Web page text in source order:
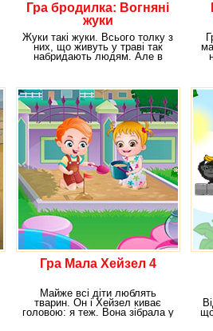
Гра бродилка: Вогняні
жуки
Жуки такі жуки. Всього толку з
них, що живуть у траві так
набридають людям. Але в
Гра Мала Хейзел 4
Майже всі діти люблять
тварин. Он і Хейзел киває
головою: я теж. Вона зібрала у